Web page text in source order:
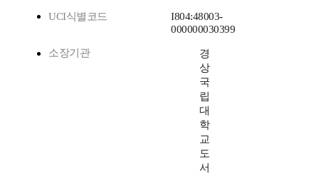
UCI식별코드
I804:48003-
000000030399
소장기관
경
상
국
립
대
학
교
도
서